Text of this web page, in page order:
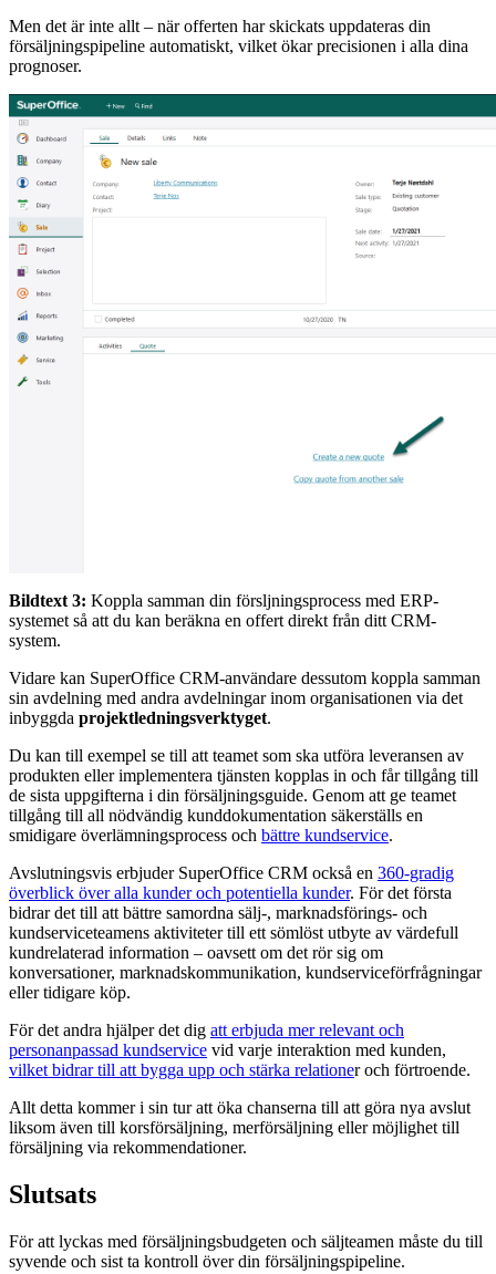
Men det är inte allt – när offerten har skickats uppdateras din
försäljningspipeline automatiskt, vilket ökar precisionen i alla dina
prognoser.
Bildtext 3: Koppla samman din försljningsprocess med ERP-
systemet så att du kan beräkna en offert direkt från ditt CRM-
system.
Vidare kan SuperOffice CRM-användare dessutom koppla samman
sin avdelning med andra avdelningar inom organisationen via det
inbyggda projektledningsverktyget.
Du kan till exempel se till att teamet som ska utföra leveransen av
produkten eller implementera tjänsten kopplas in och får tillgång till
de sista uppgifterna i din försäljningsguide. Genom att ge teamet
tillgång till all nödvändig kunddokumentation säkerställs en
smidigare överlämningsprocess och bättre kundservice.
Avslutningsvis erbjuder SuperOffice CRM också en 360-gradig
överblick över alla kunder och potentiella kunder. För det första
bidrar det till att bättre samordna sälj-, marknadsförings- och
kundserviceteamens aktiviteter till ett sömlöst utbyte av värdefull
kundrelaterad information – oavsett om det rör sig om
konversationer, marknadskommunikation, kundserviceförfrågningar
eller tidigare köp.
För det andra hjälper det dig att erbjuda mer relevant och
personanpassad kundservice vid varje interaktion med kunden,
vilket bidrar till att bygga upp och stärka relationer och förtroende.
Allt detta kommer i sin tur att öka chanserna till att göra nya avslut
liksom även till korsförsäljning, merförsäljning eller möjlighet till
försäljning via rekommendationer.
Slutsats
För att lyckas med försäljningsbudgeten och säljteamen måste du till
syvende och sist ta kontroll över din försäljningspipeline.